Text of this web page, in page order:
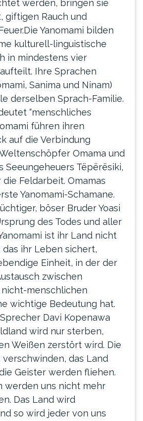
werden, bringen sie
giftigen Rauch und
Yanomami bilden
kulturell-linguistische
in mindestens vier
Ihre Sprachen
Sanima und Ninam)
derselben Sprach-Familie.
“menschliches
führen ihren
auf die Verbindung
Omama und
Seeungeheuers Tëpërësiki,
Feldarbeit. Omamas
Yanomami-Schamane.
böser Bruder Yoasi
des Todes und aller
ist ihr Land nicht
das ihr Leben sichert,
Einheit, in der der
zwischen
menschlichen
wichtige Bedeutung hat.
Davi Kopenawa
wird nur sterben,
Weißen zerstört wird. Die
verschwinden, das Land
Geister werden fliehen.
werden uns nicht mehr
Das Land wird
so wird jeder von uns